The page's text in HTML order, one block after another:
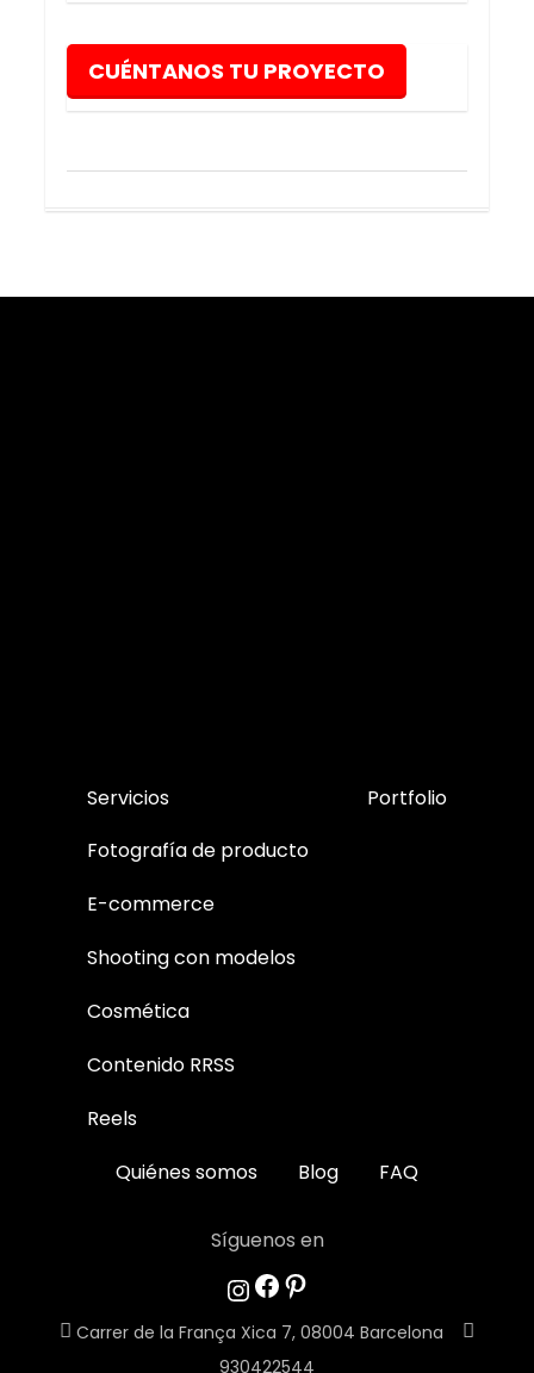
CUÉNTANOS TU PROYECTO
Servicios
Fotografía de producto
E-commerce
Shooting con modelos
Cosmética
Contenido RRSS
Reels
Portfolio
Quiénes somos Blog FAQ
Síguenos en
Instagram
Facebook
Pinterest
Carrer de la França Xica 7, 08004 Barcelona
930422544